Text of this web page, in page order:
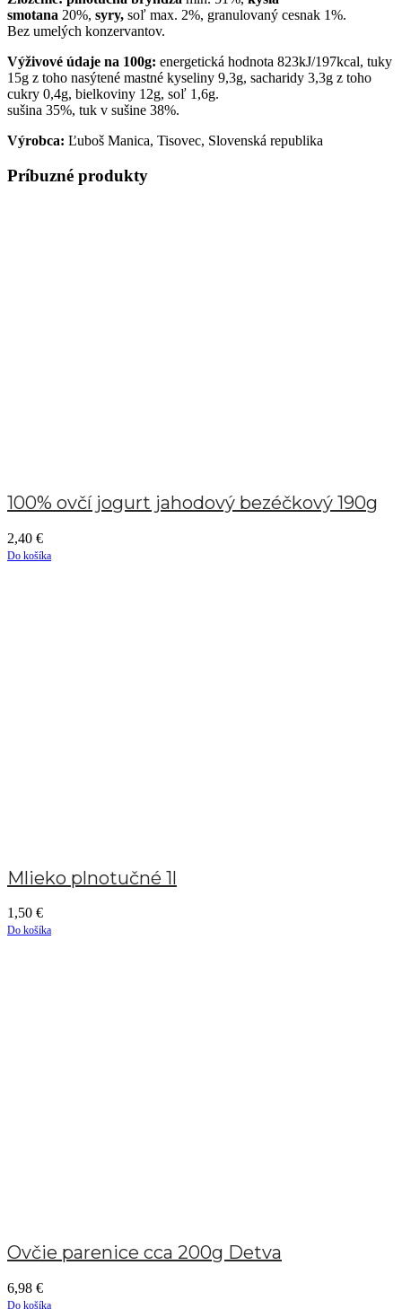
smotana 20%, syry, soľ max. 2%, granulovaný cesnak 1%.
Bez umelých konzervantov.
Výživové údaje na 100g: energetická hodnota 823kJ/197kcal, tuky
15g z toho nasýtené mastné kyseliny 9,3g, sacharidy 3,3g z toho
cukry 0,4g, bielkoviny 12g, soľ 1,6g.
sušina 35%, tuk v sušine 38%.
Výrobca: Ľuboš Manica, Tisovec, Slovenská republika
Príbuzné produkty
100% ovčí jogurt jahodový bezéčkový 190g
2,40 €
Do košíka
Mlieko plnotučné 1l
1,50 €
Do košíka
Ovčie parenice cca 200g Detva
6,98 €
Do košíka